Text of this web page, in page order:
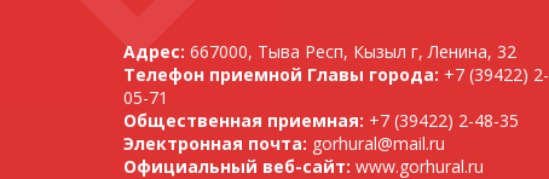
Адрес: 667000, Тыва Респ, Кызыл г, Ленина, 32
Телефон приемной Главы города: +7 (39422) 2-
05-71
Общественная приемная: +7 (39422) 2-48-35
Электронная почта: gorhural@mail.ru
Официальный веб-сайт: www.gorhural.ru